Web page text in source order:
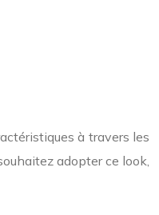
à travers les
adopter ce look,